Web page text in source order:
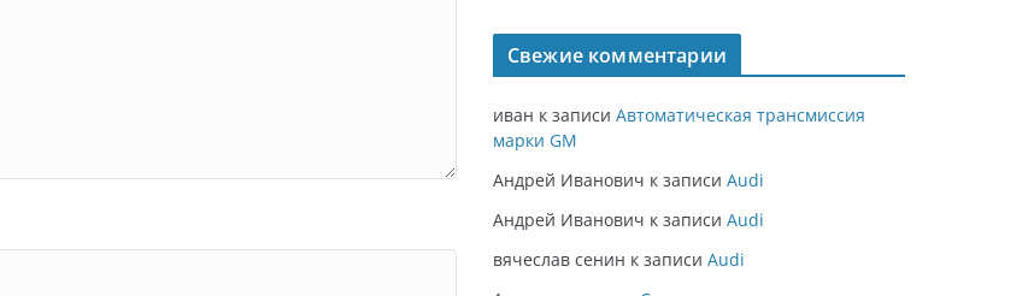
Свежие комментарии
иван к записи Автоматическая трансмиссия
марки GM
Андрей Иванович к записи Audi
Андрей Иванович к записи Audi
вячеслав сенин к записи Audi